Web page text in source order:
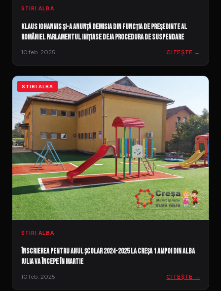
STIRI ALBA
Klaus Iohannis și-a anunță demisia din funcția de președinte al
României. Parlamentul inițiase deja procedura de suspendare
10 feb. 2025 CITEȘTE →
STIRI ALBA
STIRI ALBA
Înscrierea pentru anul școlar 2024-2025 la Creșa 1 Ampoi din Alba
Iulia va începe în martie
10 feb. 2025 CITEȘTE →